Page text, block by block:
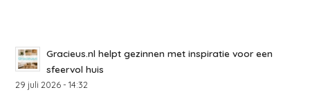
Gracieus.nl helpt gezinnen met inspiratie voor een
sfeervol huis
29 juli 2026 - 14:32